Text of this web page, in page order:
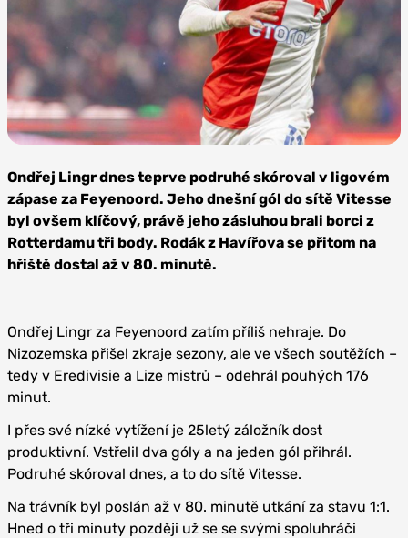
Slavia Praha
Ondřej Lingr dnes teprve podruhé skóroval v ligovém
zápase za Feyenoord. Jeho dnešní gól do sítě Vitesse
byl ovšem klíčový, právě jeho zásluhou brali borci z
Rotterdamu tři body. Rodák z Havířova se přitom na
hřiště dostal až v 80. minutě.
Ondřej Lingr za Feyenoord zatím příliš nehraje. Do
Nizozemska přišel zkraje sezony, ale ve všech soutěžích –
tedy v Eredivisie a Lize mistrů – odehrál pouhých 176
minut.
I přes své nízké vytížení je 25letý záložník dost
produktivní. Vstřelil dva góly a na jeden gól přihrál.
Podruhé skóroval dnes, a to do sítě Vitesse.
Na trávník byl poslán až v 80. minutě utkání za stavu 1:1.
Hned o tři minuty později už se se svými spoluhráči